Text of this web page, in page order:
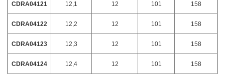
CDRA04121 12,1 12 101 158
CDRA04122 12,2 12 101 158
CDRA04123 12,3 12 101 158
CDRA04124 12,4 12 101 158